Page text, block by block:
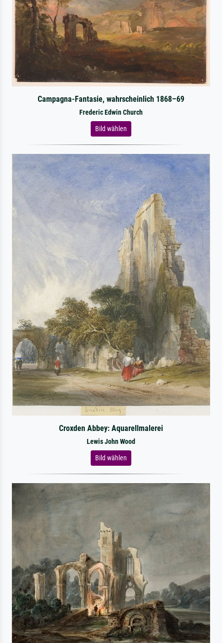
Campagna-Fantasie, wahrscheinlich 1868–69
Frederic Edwin Church
Bild wählen
Croxden Abbey: Aquarellmalerei
Lewis John Wood
Bild wählen